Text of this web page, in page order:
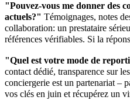
"Pouvez-vous me donner des
actuels?" Témoignages, notes
collaboration: un prestataire
références vérifiables. Si la
"Quel est votre mode de
contact dédié, transparence sur
conciergerie est un partenariat –
vos clés en juin et récupérez un